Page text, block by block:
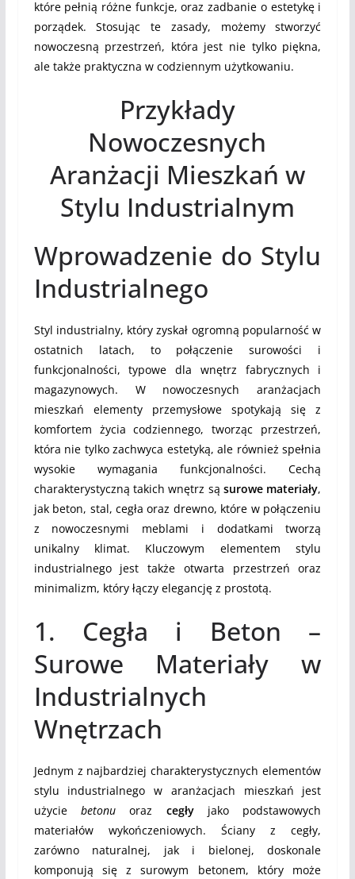
które pełnią różne funkcje, oraz zadbanie o estetykę i
porządek. Stosując te zasady, możemy stworzyć
nowoczesną przestrzeń, która jest nie tylko piękna,
ale także praktyczna w codziennym użytkowaniu.
Przykłady
Nowoczesnych
Aranżacji Mieszkań w
Stylu Industrialnym
Wprowadzenie do Stylu
Industrialnego
Styl industrialny, który zyskał ogromną popularność w
ostatnich latach, to połączenie surowości i
funkcjonalności, typowe dla wnętrz fabrycznych i
magazynowych. W nowoczesnych aranżacjach
mieszkań elementy przemysłowe spotykają się z
komfortem życia codziennego, tworząc przestrzeń,
która nie tylko zachwyca estetyką, ale również spełnia
wysokie wymagania funkcjonalności. Cechą
charakterystyczną takich wnętrz są surowe materiały,
jak beton, stal, cegła oraz drewno, które w połączeniu
z nowoczesnymi meblami i dodatkami tworzą
unikalny klimat. Kluczowym elementem stylu
industrialnego jest także otwarta przestrzeń oraz
minimalizm, który łączy elegancję z prostotą.
1. Cegła i Beton –
Surowe Materiały w
Industrialnych
Wnętrzach
Jednym z najbardziej charakterystycznych elementów
stylu industrialnego w aranżacjach mieszkań jest
użyciebetonu oraz cegłyjako podstawowych
materiałów wykończeniowych. Ściany z cegły,
zarówno naturalnej, jak i bielonej, doskonale
komponują się z surowym betonem, który może